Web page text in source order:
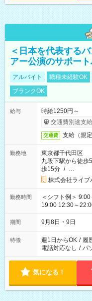
＜日本を代表する
アー公演のサポー
アルバイト 職種未経験OK
ブランクOK
給与
時給1250円～
交通費別途支
交通費 支給（規定
勤務地
東京都千代田区
九段下駅から徒歩
歩15分 / …
株式会社ライブ
勤務時間
＜シフト例＞
19:00 12:30～22:00 上記の時間から好きな時間を選べま
時間は変更となる
期間 9月8日・9日
特徴 週1日からOK / 履
電話対応なし / パ
気になる！